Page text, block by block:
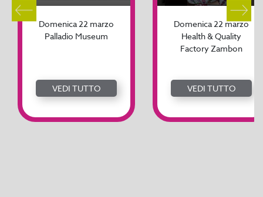
Domenica 22 marzo
Palladio Museum
VEDI TUTTO
Domenica 22 marzo
Health & Quality
Factory Zambon
VEDI TUTTO